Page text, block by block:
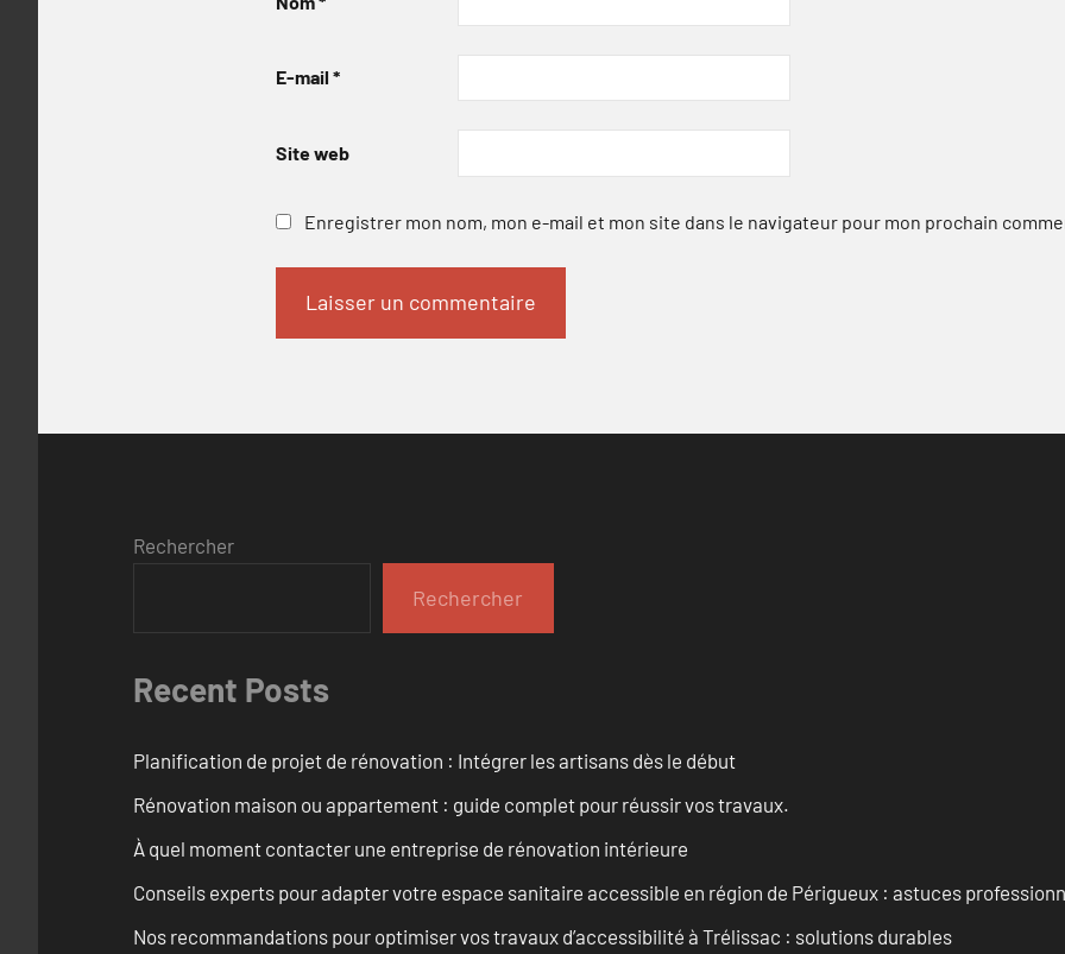
E-mail *
Site web
Enregistrer mon nom, mon e-mail et mon site dans le navigateur pour mon prochain
Rechercher
Rechercher
Recent Posts
Planification de projet de rénovation : Intégrer les artisans dès le début
Rénovation maison ou appartement : guide complet pour réussir vos travaux.
À quel moment contacter une entreprise de rénovation intérieure
Conseils experts pour adapter votre espace sanitaire accessible en région de Périgueux : astuces
Nos recommandations pour optimiser vos travaux d’accessibilité à Trélissac : solutions durables